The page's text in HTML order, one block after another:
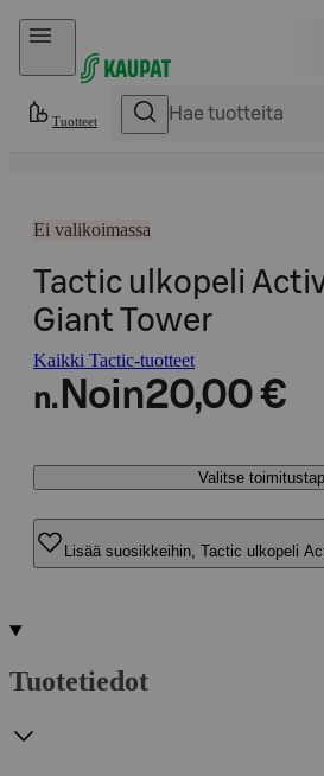
Hyppää sisältöön
Tuotteet
Ei valikoimassa
Tactic ulkopeli
Giant Tower
Kaikki Tactic-tuotteet
n. Noin20,00 €
Valitse
Lisää suosikkeihin, Tactic ulkopeli
Tuotetiedot